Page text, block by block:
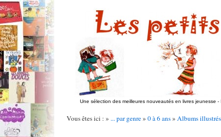
Une sélection des meilleures nouveautés en livres jeunesse -
Vous êtes ici : » ... par genre» 0 à 6 ans» Albums illustrés